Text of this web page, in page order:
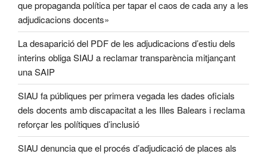
que propaganda política per tapar el caos de cada any a les
adjudicacions docents»
La desaparició del PDF de les adjudicacions d’estiu dels
interins obliga SIAU a reclamar transparència mitjançant
una SAIP
SIAU fa públiques per primera vegada les dades oficials
dels docents amb discapacitat a les Illes Balears i reclama
reforçar les polítiques d’inclusió
SIAU denuncia que el procés d’adjudicació de places als